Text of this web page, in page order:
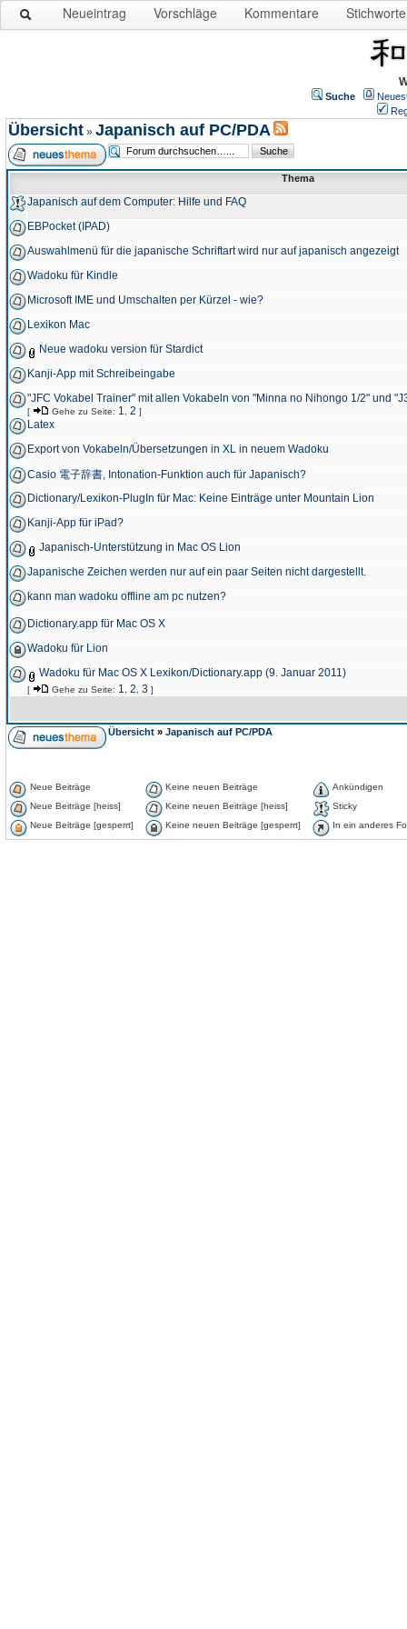
Neueintrag Vorschläge Kommentare Stichworte
Suche
Übersicht » Japanisch auf PC/PDA
Thema
Japanisch auf dem Computer: Hilfe und FAQ
EBPocket (IPAD)
Auswahlmenü für die japanische Schriftart wird nur auf japanisch angezeigt
Wadoku für Kindle
Microsoft IME und Umschalten per Kürzel - wie?
Lexikon Mac
Neue wadoku version für Stardict
Kanji-App mit Schreibeingabe
"JFC Vokabel Trainer" mit allen Vokabeln von "Minna no Nihongo 1/2" und
[ Gehe zu Seite: 1 2 ]
Latex
Export von Vokabeln/Übersetzungen in XL in neuem Wadoku
Casio 電子辞書, Intonation-Funktion auch für Japanisch?
Dictionary/Lexikon-PlugIn für Mac: Keine Einträge unter Mountain Lion
Kanji-App für iPad?
Japanisch-Unterstützung in Mac OS Lion
Japanische Zeichen werden nur auf ein paar Seiten nicht dargestellt.
kann man wadoku offline am pc nutzen?
Dictionary.app für Mac OS X
Wadoku für Lion
Wadoku für Mac OS X Lexikon/Dictionary.app (9. Januar 2011)
[ Gehe zu Seite: 1 2 3 ]
Übersicht » Japanisch auf PC/PDA
Neue Beiträge Keine neuen Beiträge
Ankündigen
Neue Beiträge [heiss]
Keine neuen Beiträge [heiss]
Sticky
Neue Beiträge [gesperrt]
Keine neuen Beiträge [gesperrt] In ein anderes